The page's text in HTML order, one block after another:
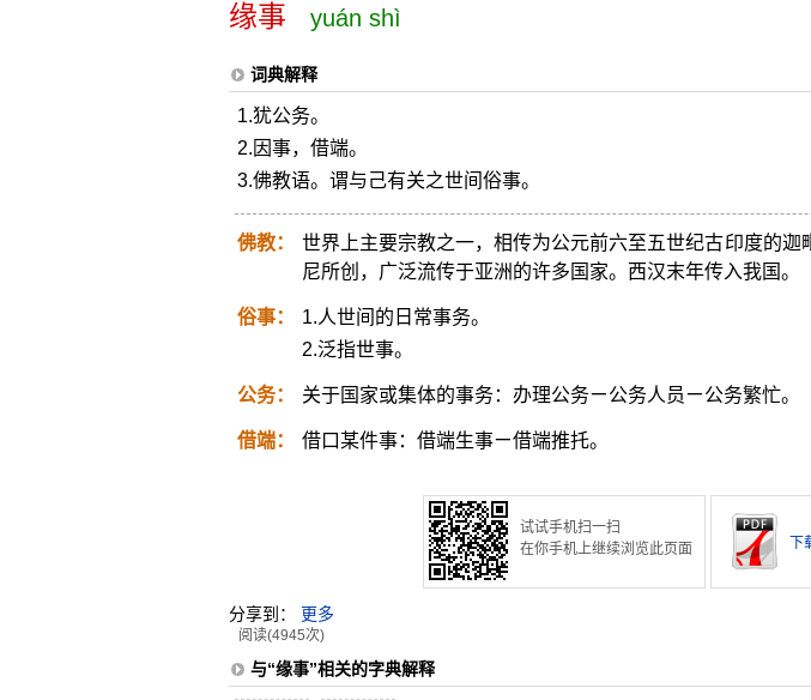
缘事 yuán shì
词典解释
1.犹公务。
2.因事，借端。
3.佛教语。谓与己有关之世间俗事。
佛教：
世界上主要宗教之一，相传为公元前六至五世纪古印度的
尼所创，广泛流传于亚洲的许多国家。西汉末年传入我国。
俗事：
1.人世间的日常事务。
2.泛指世事。
公务： 关于国家或集体的事务：办理公务ㄧ公务人员ㄧ公务繁忙。
借端： 借口某件事：借端生事ㄧ借端推托。
试试手机扫一扫
在你手机上继续浏览此页面
分享到： 更多
阅读(4945次)
与“缘事”相关的字典解释